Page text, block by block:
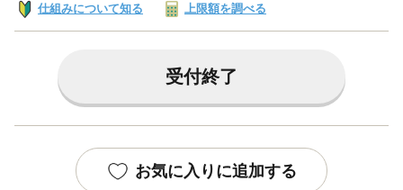
仕組みについて知る 上限額を調べる
受付終了
お気に入りに追加する